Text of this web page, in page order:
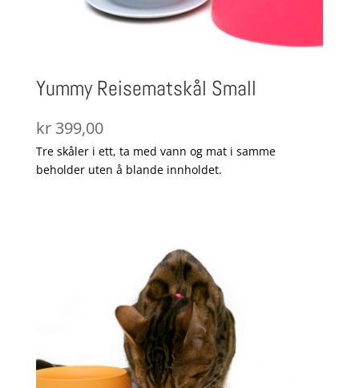
Yummy Reisematskål Small
kr399,00
Tre skåler i ett, ta med vann og mat i samme
beholder uten å blande innholdet.